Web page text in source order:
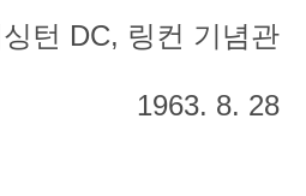
턴 DC, 링컨 기념관
1963. 8. 28